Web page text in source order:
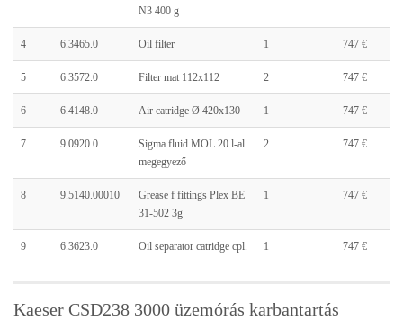
N3 400 g
4 6.3465.0 Oil filter 1 747 €
5 6.3572.0 Filter mat 112x112 2 747 €
6 6.4148.0 Air catridge Ø 420x130 1 747 €
7 9.0920.0
Sigma fluid MOL 20 l-al
megegyező
2 747 €
8 9.5140.00010
Grease f fittings Plex BE
31-502 3g
1 747 €
9 6.3623.0 Oil separator catridge cpl. 1 747 €
Kaeser CSD238 3000 üzemórás karbantartás